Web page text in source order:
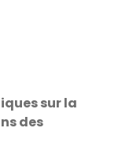
sur la
des